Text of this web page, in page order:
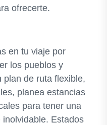
ofrecerte.
en tu viaje por
los pueblos y
plan de ruta flexible,
planea estancias
para tener una
Estados